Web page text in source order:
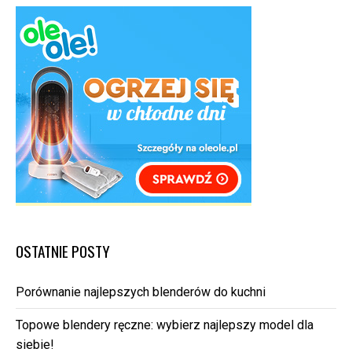
OSTATNIE POSTY
Porównanie najlepszych blenderów do kuchni
Topowe blendery ręczne: wybierz najlepszy model dla
siebie!